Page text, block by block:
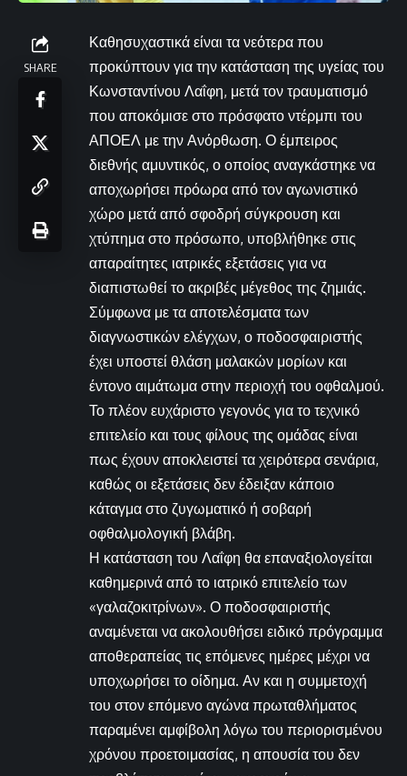
SHARE
Καθησυχαστικά είναι τα νεότερα που
προκύπτουν για την κατάσταση της υγείας του
Κωνσταντίνου Λαΐφη, μετά τον τραυματισμό
που αποκόμισε στο πρόσφατο ντέρμπι του
ΑΠΟΕΛ με την Ανόρθωση. Ο έμπειρος
διεθνής αμυντικός, ο οποίος αναγκάστηκε να
αποχωρήσει πρόωρα από τον αγωνιστικό
χώρο μετά από σφοδρή σύγκρουση και
χτύπημα στο πρόσωπο, υποβλήθηκε στις
απαραίτητες ιατρικές εξετάσεις για να
διαπιστωθεί το ακριβές μέγεθος της ζημιάς.
Σύμφωνα με τα αποτελέσματα των
διαγνωστικών ελέγχων, ο ποδοσφαιριστής
έχει υποστεί θλάση μαλακών μορίων και
έντονο αιμάτωμα στην περιοχή του οφθαλμού.
Το πλέον ευχάριστο γεγονός για το τεχνικό
επιτελείο και τους φίλους της ομάδας είναι
πως έχουν αποκλειστεί τα χειρότερα σενάρια,
καθώς οι εξετάσεις δεν έδειξαν κάποιο
κάταγμα στο ζυγωματικό ή σοβαρή
οφθαλμολογική βλάβη.
Η κατάσταση του Λαΐφη θα επαναξιολογείται
καθημερινά από το ιατρικό επιτελείο των
«γαλαζοκιτρίνων». Ο ποδοσφαιριστής
αναμένεται να ακολουθήσει ειδικό πρόγραμμα
αποθεραπείας τις επόμενες ημέρες μέχρι να
υποχωρήσει το οίδημα. Αν και η συμμετοχή
του στον επόμενο αγώνα πρωταθλήματος
παραμένει αμφίβολη λόγω του περιορισμένου
χρόνου προετοιμασίας, η απουσία του δεν